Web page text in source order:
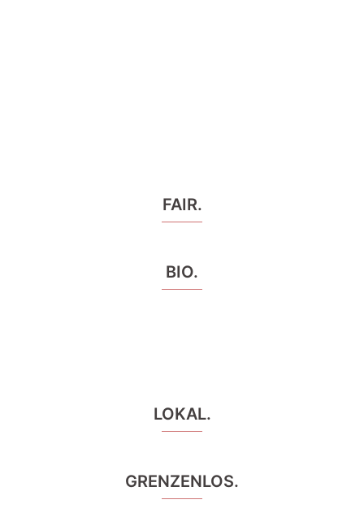
FAIR.
BIO.
LOKAL.
GRENZENLOS.